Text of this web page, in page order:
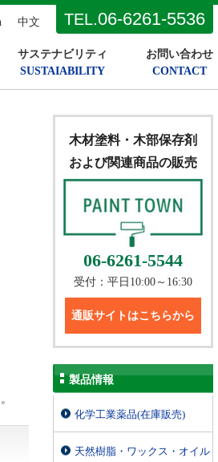
中文 TEL.06-6261-5536
サステナビリティ
SUSTAIABILITY
お問い合わせ
CONTACT
木材塗料・木部保存剤
および関連商品の販売
06-6261-5544
受付：平日10:00～16:30
通販サイトはこちらから
製品情報
化学工業薬品(在庫販売)
天然樹脂・ワックス・オイル